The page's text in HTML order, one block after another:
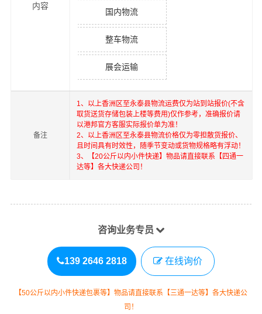
内容
国内物流
整车物流
展会运输
备注
1、以上香洲区 至永泰县物流运费仅为站到站报价(不含
取货送货存储包装上楼等费用)仅作参考，准确报价请
以港邦官方客服实际报价单为准！
2、以上香洲区 至永泰县物流价格仅为零担散货报价、
且时间具有时效性，随季节变动或货物规格略有浮动！
3、【20公斤以内小件快递】物品请直接联系【四通一
达等】各大快递公司！
咨询业务专员
139 2646 2818 在线询价
【50公斤以内小件快递包裹等】物品请直接联系【三通一达等】各大快递公
司！